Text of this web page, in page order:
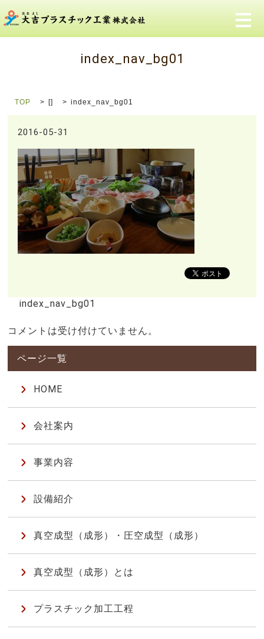
メ
index_nav_bg01
TOP [] index_nav_bg01
2016-05-31
index_nav_bg01
コメントは受け付けていません。
HOME
会社案内
事業内容
設備紹介
真空成型（成形）・圧空成型（成形）
真空成型（成形）とは
プラスチック加工工程